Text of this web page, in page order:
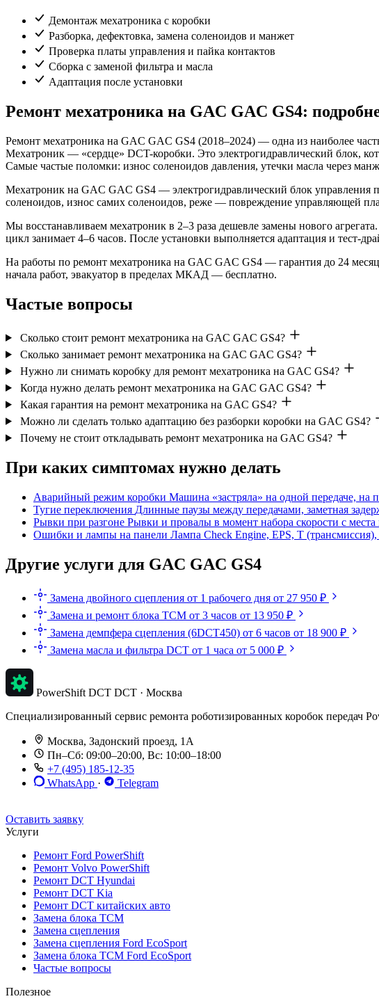
Демонтаж мехатроника с коробки
Разборка, дефектовка, замена соленоидов и манжет
Проверка платы управления и пайка контактов
Сборка с заменой фильтра и масла
Адаптация после установки
Ремонт мехатроника на GAC GAC GS4:
Ремонт мехатроника на GAC GAC GS4 (2018–2024) — одна из наиболее
Мехатроник — «сердце» DCT-коробки. Это электрогидравлический блок,
Самые частые поломки: износ соленоидов давления, утечки масла через
Мехатроник на GAC GAC GS4 — электрогидравлический блок управления
соленоидов, износ самих соленоидов, реже — повреждение управляющей
Мы восстанавливаем мехатроник в 2–3 раза дешевле замены нового
цикл занимает 4–6 часов. После установки выполняется адаптация и тест-
На работы по ремонт мехатроника на GAC GAC GS4 — гарантия до 24
начала работ, эвакуатор в пределах МКАД — бесплатно.
Частые вопросы
Сколько стоит ремонт мехатроника на GAC GAC GS4?
Сколько занимает ремонт мехатроника на GAC GAC GS4?
Нужно ли снимать коробку для ремонт мехатроника на GAC GS4?
Когда нужно делать ремонт мехатроника на GAC GAC GS4?
Какая гарантия на ремонт мехатроника на GAC GS4?
Можно ли сделать только адаптацию без разборки коробки на GAC GS4?
Почему не стоит откладывать ремонт мехатроника на GAC GS4?
При каких симптомах нужно делать
Аварийный режим коробки Машина «застряла» на одной передаче, на
Тугие переключения Длинные паузы между передачами, заметная
Рывки при разгоне Рывки и провалы в момент набора скорости с
Ошибки и лампы на панели Лампа Check Engine, EPS, T
Другие услуги для GAC GAC GS4
Замена двойного сцепления от 1 рабочего дня от 27 950 ₽
Замена и ремонт блока TCM от 3 часов от 13 950 ₽
Замена демпфера сцепления (6DCT450) от 6 часов от 18 900 ₽
Замена масла и фильтра DCT от 1 часа от 5 000 ₽
PowerShift DCT DCT · Москва
Специализированный сервис ремонта роботизированных коробок передач
Москва, Задонский проезд, 1А
Пн–Сб: 09:00–20:00, Вс: 10:00–18:00
+7 (495) 185-12-35
WhatsApp ·
Telegram
Оставить заявку
Услуги
Ремонт Ford PowerShift
Ремонт Volvo PowerShift
Ремонт DCT Hyundai
Ремонт DCT Kia
Ремонт DCT китайских авто
Замена блока TCM
Замена сцепления
Замена сцепления Ford EcoSport
Замена блока TCM Ford EcoSport
Частые вопросы
Полезное